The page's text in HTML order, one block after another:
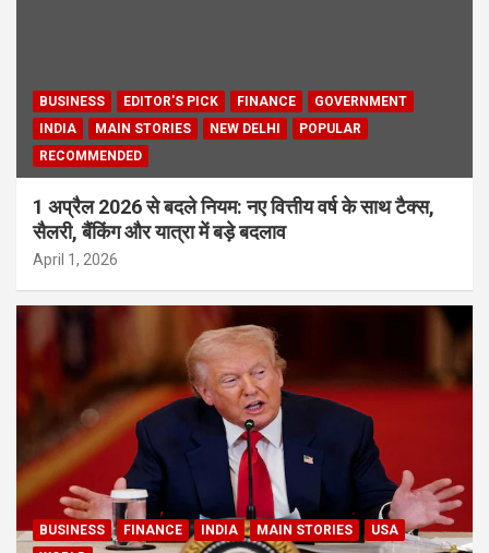
BUSINESS EDITOR'S PICK FINANCE
GOVERNMENT
INDIA
MAIN STORIES NEW DELHI
POPULAR
RECOMMENDED
1 अप्रैल 2026 से बदले नियम: नए वित्तीय वर्ष के साथ टैक्स,
सैलरी, बैंकिंग और यात्रा में बड़े बदलाव
April 1, 2026
BUSINESS FINANCE INDIA MAIN STORIES
USA